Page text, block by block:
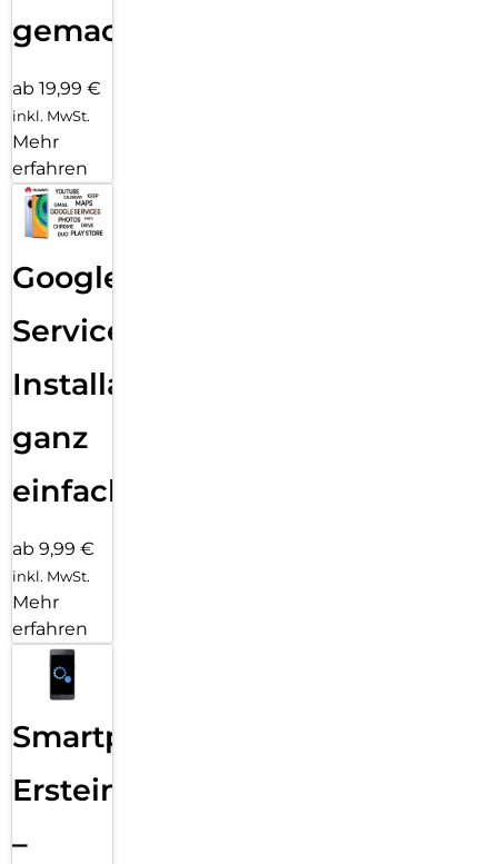
gemacht!
ab 19,99 €
inkl. MwSt.
Mehr
erfahren
Google
Services
Installation
ganz
einfach
ab 9,99 €
inkl. MwSt.
Mehr
erfahren
Smartphone
Ersteinrichtung
–